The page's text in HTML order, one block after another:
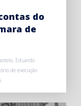
do
de
Eduardo
de execução